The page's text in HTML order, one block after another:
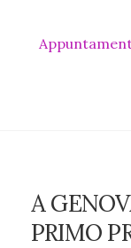
A
PRIMO